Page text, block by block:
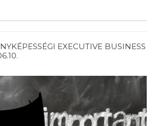
EXECUTIVE BUSINESS